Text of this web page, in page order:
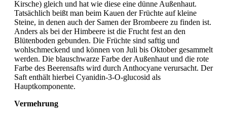
Kirsche) gleich und hat wie diese eine dünne Außenhaut.
Tatsächlich beißt man beim Kauen der Früchte auf kleine
Steine, in denen auch der Samen der Brombeere zu finden ist.
Anders als bei der Himbeere ist die Frucht fest an den
Blütenboden gebunden. Die Früchte sind saftig und
wohlschmeckend und können von Juli bis Oktober gesammelt
werden. Die blauschwarze Farbe der Außenhaut und die rote
Farbe des Beerensafts wird durch Anthocyane verursacht. Der
Saft enthält hierbei Cyanidin-3-O-glucosid als
Hauptkomponente.
Vermehrung